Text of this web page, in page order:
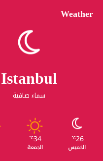
Weather
Istanbul
سماء صافية
26
℃
الخميس
34
℃
الجمعة